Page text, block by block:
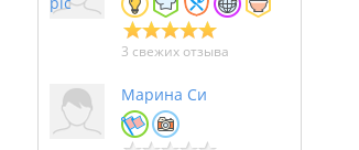
3 свежих отзыва
Марина Си